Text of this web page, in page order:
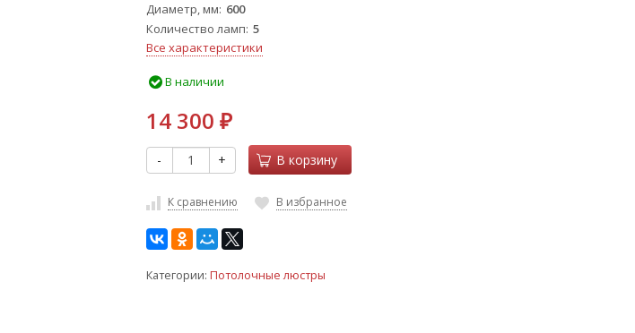
Диаметр, мм 600
Количество ламп 5
Все характеристики
В наличии
14 300 ₽
- + В корзину
К сравнению В избранное
Категории: Потолочные люстры